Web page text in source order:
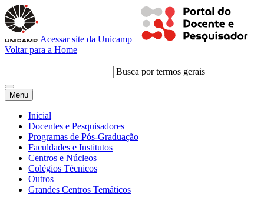
Acessar site da Unicamp
Voltar para a Home
Busca por termos gerais
Menu
Inicial
Docentes e Pesquisadores
Programas de Pós-Graduação
Faculdades e Institutos
Centros e Núcleos
Colégios Técnicos
Outros
Grandes Centros Temáticos